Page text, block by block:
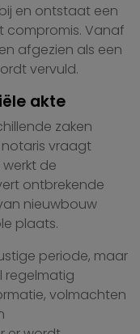
en ontstaat een
compromis. Vanaf
afgezien als een
vervuld.
akte
zaken
vraagt
de
ontbrekende
nieuwbouw
plaats.
periode, maar
regelmatig
volmachten